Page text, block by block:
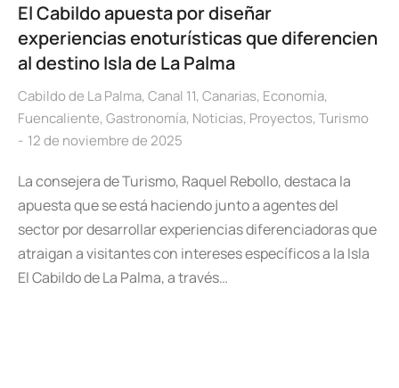
El Cabildo apuesta por diseñar
experiencias enoturísticas que diferencien
al destino Isla de La Palma
Cabildo de La Palma, Canal 11, Canarias, Economía,
Fuencaliente, Gastronomía, Noticias, Proyectos, Turismo
12 de noviembre de 2025
La consejera de Turismo, Raquel Rebollo, destaca la
apuesta que se está haciendo junto a agentes del
sector por desarrollar experiencias diferenciadoras que
atraigan a visitantes con intereses específicos a la Isla
El Cabildo de La Palma, a través…